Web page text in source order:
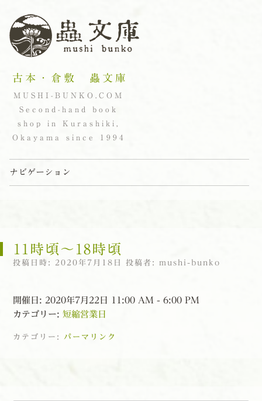
古本・倉敷 蟲文庫
MUSHI-BUNKO.COM
Second-hand book
shop in Kurashiki,
Okayama since 1994
ナビゲーション
11時頃〜18時頃
投稿日時: 2020年7月18日 投稿者: mushi-bunko
開催日: 2020年7月22日 11:00 AM - 6:00 PM
カテゴリー: 短縮営業日
カテゴリー: パーマリンク